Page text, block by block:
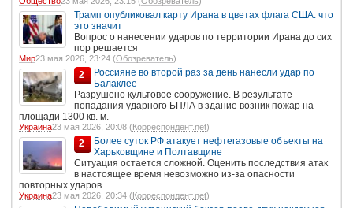
Трамп опубликовал карту Ирана в цветах флага США: что
это значит
Вопрос о нанесении ударов по территории Ирана до сих
пор решается
Мир23 мая 2026, 23:24 (Обозреватель)
2
Россияне во второй раз за день нанесли удар по
Балаклее
Разрушено культовое сооружение. В результате
попадания ударного БПЛА в здание возник пожар на
площади 1300 кв. м.
Украина23 мая 2026, 20:08 (Корреспондент.net)
2
Более суток РФ атакует нефтегазовые объекты на
Харьковщине и Полтавщине
Ситуация остается сложной. Оценить последствия атак
в настоящее время невозможно из-за опасности
повторных ударов.
Украина23 мая 2026, 20:34 (Корреспондент.net)